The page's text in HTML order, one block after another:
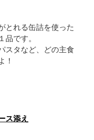
とれる缶詰を使った
品です。
スタなど、どの主食
！
ス添え